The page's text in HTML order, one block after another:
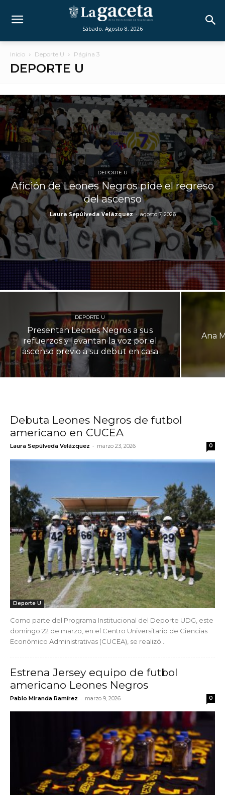
Sábado, Agosto 8, 2026
Inicio Deporte U Página 3
DEPORTE U
DEPORTE U
Afición de Leones Negros pide el regreso
del ascenso
Laura Sepúlveda Velázquez - agosto 7, 2026
DEPORTE U
Presentan Leones Negros a sus
refuerzos y levantan la voz por el
ascenso previo a su debut en casa
Ana
Debuta Leones Negros de futbol
americano en CUCEA
Laura Sepúlveda Velázquez - marzo 23, 2026 0
Deporte U
Como parte del Programa Institucional del Deporte UDG, este
domingo 22 de marzo, en el Centro Universitario de Ciencias
Económico Administrativas (CUCEA), se realizó...
Estrena Jersey equipo de futbol
americano Leones Negros
Pablo Miranda Ramírez - marzo 9, 2026 0